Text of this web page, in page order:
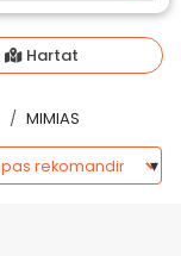
Hartat
MIMIAS